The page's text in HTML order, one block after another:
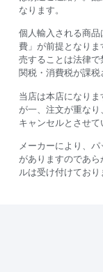
なります。
個人輸入される商
費」が前提となり
売することは法律で
関税・消費税が課税
当店は本店になり
が一、注文が重なり
キャンセルとさせて
メーカーにより、
がありますのであ
ルは受け付けており